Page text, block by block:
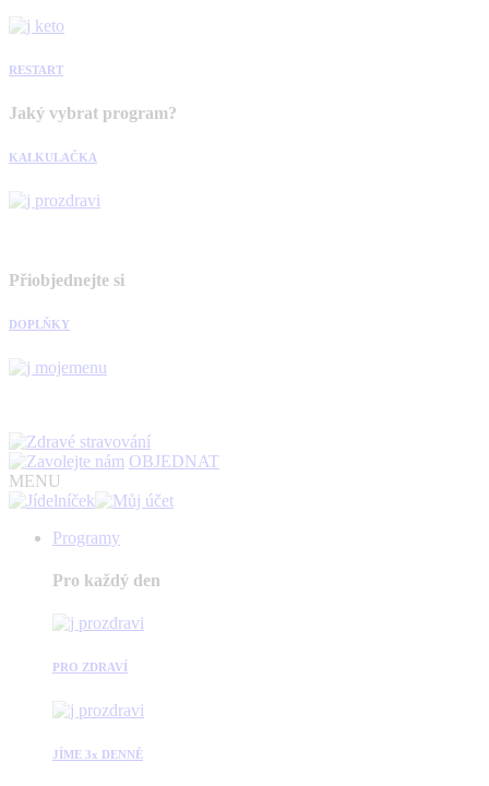
RESTART
Jaký vybrat program?
KALKULAČKA
Přiobjednejte si
DOPLŇKY
OBJEDNAT
MENU
Programy
Pro každý den
PRO ZDRAVÍ
JÍME 3x DENNĚ